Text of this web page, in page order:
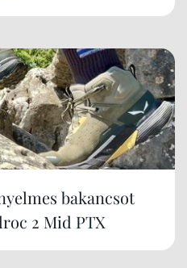
bakancsot
2 Mid PTX